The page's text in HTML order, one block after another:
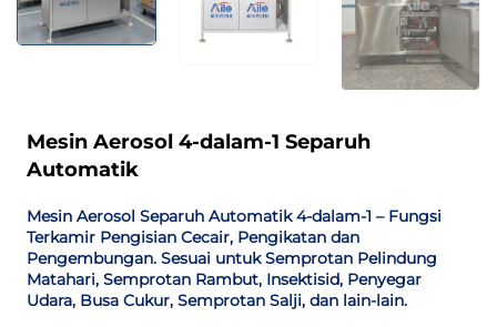
Mesin Aerosol 4-dalam-1 Separuh
Automatik
Mesin Aerosol Separuh Automatik 4-dalam-1 – Fungsi
Terkamir Pengisian Cecair, Pengikatan dan
Pengembungan. Sesuai untuk Semprotan Pelindung
Matahari, Semprotan Rambut, Insektisid, Penyegar
Udara, Busa Cukur, Semprotan Salji, dan lain-lain.